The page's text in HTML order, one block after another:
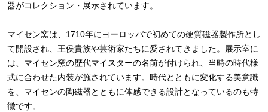
器がコレクション・展示されています。
マイセン窯は、1710年にヨーロッパで初めての硬質磁器製作所とし
て開設され、王侯貴族や芸術家たちに愛されてきました。展示室に
は、マイセン窯の歴代マイスターの名前が付けられ、当時の時代様
式に合わせた内装が施されています。時代とともに変化する美意識
を、マイセンの陶磁器とともに体感できる設計となっているのも特
徴です。